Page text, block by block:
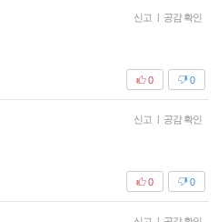
신고 | 공감 확인
0
0
신고 | 공감 확인
0
0